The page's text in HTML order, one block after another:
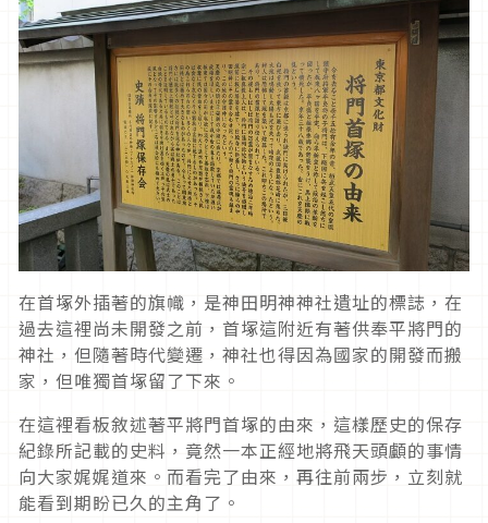
在首塚外插著的旗幟，是神田明神神社遺址的標誌，在
過去這裡尚未開發之前，首塚這附近有著供奉平將門的
神社，但隨著時代變遷，神社也得因為國家的開發而搬
家，但唯獨首塚留了下來。
在這裡看板敘述著平將門首塚的由來，這樣歷史的保存
紀錄所記載的史料，竟然一本正經地將飛天頭顱的事情
向大家娓娓道來。而看完了由來，再往前兩步，立刻就
能看到期盼已久的主角了。